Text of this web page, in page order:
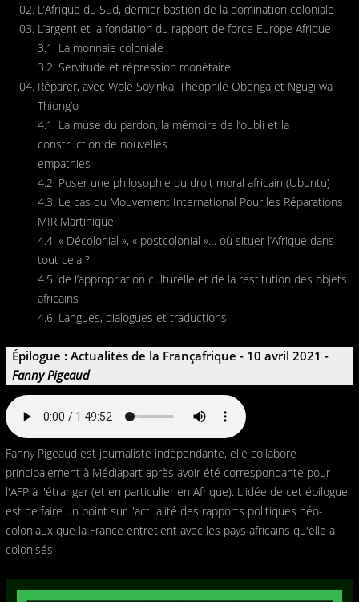
L’Afrique du Sud, dernier bastion de la domination coloniale
L’argent et la fondation du rapport de force Europe Afrique
3.1. La monnaie coloniale
3.2. Servitude et répression monétaire
Réparer, avec Wole Soyinka, Theophile Obenga et Ngugi wa
Thiong’o
4.1. La muse du pardon, la mémoire de l’oubli et la
construction de nouvelles
empathies
4.2. Poser une philosophie du droit moral africain (Ubuntu)
4.3. Le cas du Mouvement International Pour les Réparations
MIR Martinique
4.4. « Décolonial », « postcolonial »… où situer l’Afrique dans
tout cela ?
4.5. de l’appropriation culturelle et de la restitution des objets
africains
4.6. Langues, dialogues et traductions
Épilogue : Actualités de la Françafrique - 10 avril 2021 -
Fanny Pigeaud
Fanny Pigeaud est journaliste indépendante, elle collabore
principalement à Médiapart après avoir été correspondante pour
l'AFP à l'étranger (et en particulier en Afrique). L'idée de cet épilogue
est de faire un point sur l'actualité des rapports politiques néo-
coloniaux que la France entretient avec les pays africains qu'elle a
colonisés.